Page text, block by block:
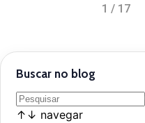
1 / 17
Buscar no blog
↑ ↓ navegar